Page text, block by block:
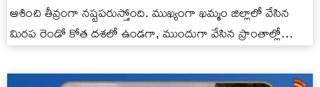
ఆశించి తీవ్రంగా నష్టపరుస్తోంది. ముఖ్యంగా ఖమ్మం జిల్లాలో వేసిన
మిరప రెండో కోత దశలో ఉండగా, ముందుగా వేసిన ప్రాంతాల్లో